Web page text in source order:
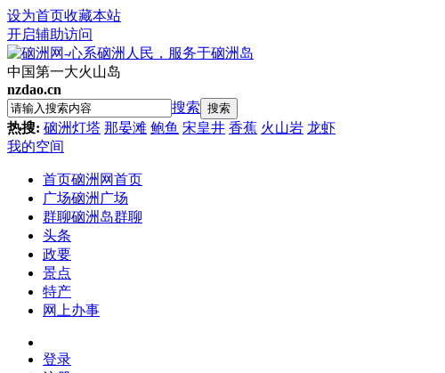
设为首页收藏本站
开启辅助访问
中国第一大火山岛
nzdao.cn
搜索 搜索
热搜: 硇洲灯塔 那晏滩 鲍鱼 宋皇井 香蕉 火山岩 龙虾
我的空间
首页硇洲网首页
广场硇洲广场
群聊硇洲岛群聊
头条
政要
景点
特产
网上办事
登录